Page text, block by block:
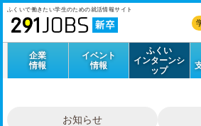
ふくいで働きたい学生のための就活情報サイト
企業
情報
イベント
情報
ふくい
インターンシ
ップ
お知らせ